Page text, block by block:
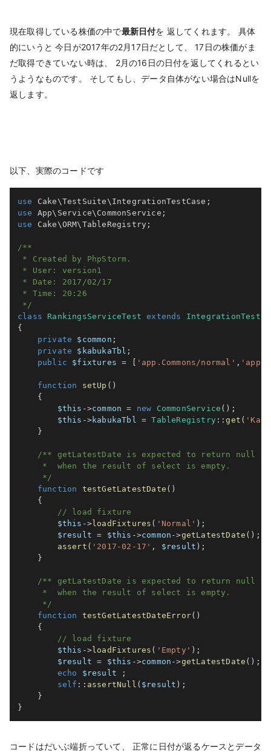
現在取得している株価の中で最新日付を 返してくれます。 具体
的にいうと 今日が2017年の2月17日だとして、 17日の株価がま
だ取得できていない時は、 2月の16日の日付を返してくれるとい
うようなものです。 そしてもし、データ自体がない場合はNullを
返します。
以下、実際のコードです
use Cake\TestSuite\ IntegrationTestCase ;
use
App\ Service\ CommonService ;
use
Cake\ORM\ TableRegistry ;
/**
* Created by PhpStorm.
* User: version1
* Date: 2017/02/17
* Time: 20:26
*/
class
RankingsServiceTest extends
{
private
$common ;
private
$kabukaTbl ;
public
$fixtures = 'app.Commons/normal' ,
function setUp ( )
{
$this ->common = new CommonService ( ) ;
$this ->kabukaTbl = TableRegistry ::get (
}
/** getLatestDate is expected to return null
     *  when the result of select is empty.
     */
function
testGetLatestDate ( )
{
// load fixture
$this -> loadFixtures ( 'Normal' ) ;
$result
= $this ->common ->getLatestDate ( ) ;
assert ( '2017-02-17' , $result ) ;
}
/** getLatestDate is expected to return null
     *  when the result of select is empty.
     */
function
testGetLatestDateError( )
{
// load fixture
$this -> loadFixtures ( 'Empty' ) ;
$result
= $this ->common ->getLatestDate ( ) ;
echo
$result
;
self :: assertNull ( $result ) ;
}
}
コードはだいぶ端折っていて、 正常に日付が返るケースとデータ